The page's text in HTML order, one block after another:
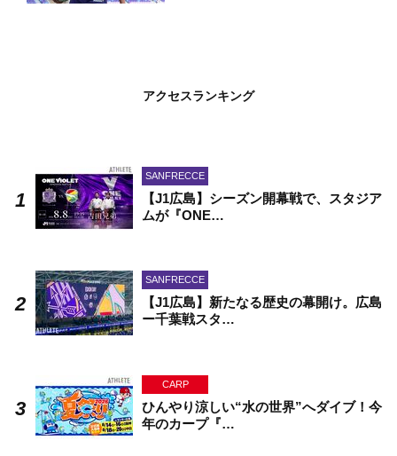
アクセスランキング
SANFRECCE
【J1広島】シーズン開幕戦で、スタジア
ムが『ONE…
SANFRECCE
【J1広島】新たなる歴史の幕開け。広島
ー千葉戦スタ…
CARP
ひんやり涼しい“水の世界”へダイブ！今
年のカープ『…